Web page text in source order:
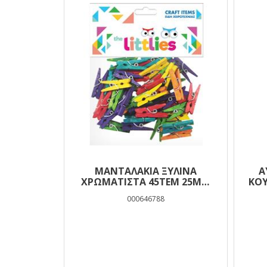
ΜΑΝΤΑΛΑΚΙΑ ΞΥΛΙΝΑ
ΧΡΩΜΑΤΙΣΤΑ 45TEM 25MM
000646788